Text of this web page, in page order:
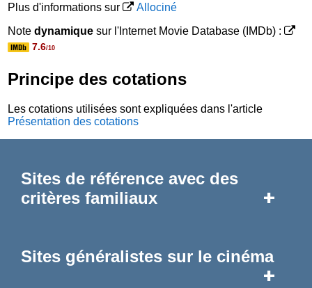
Plus d'informations sur
Allociné
Notedynamique sur l'Internet Movie Database (IMDb) :
7.6/10
Principe des cotations
Les cotations utilisées sont expliquées dans l'article
Présentation des cotations
Sites de référence avec des
critères familiaux
+
Sites généralistes sur le cinéma
+